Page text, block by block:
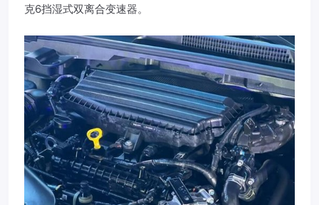
克6挡湿式双离合变速器。